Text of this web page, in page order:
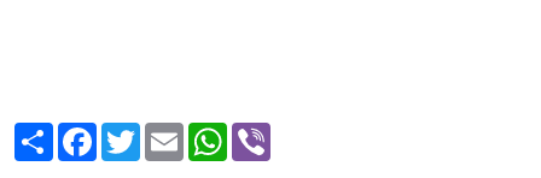
ShareFacebook
TwitterEmailWhatsApp